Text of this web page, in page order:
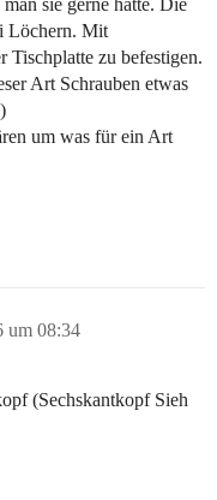
sie gerne hätte. Die
Löchern. Mit
Tischplatte zu befestigen.
Art Schrauben etwas
um was für ein Art
um 08:34
(Sechskantkopf Sieh